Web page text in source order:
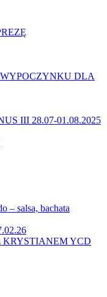
DLA
III 28.07-01.08.2025
– salsa, bachata
KRYSTIANEM YCD